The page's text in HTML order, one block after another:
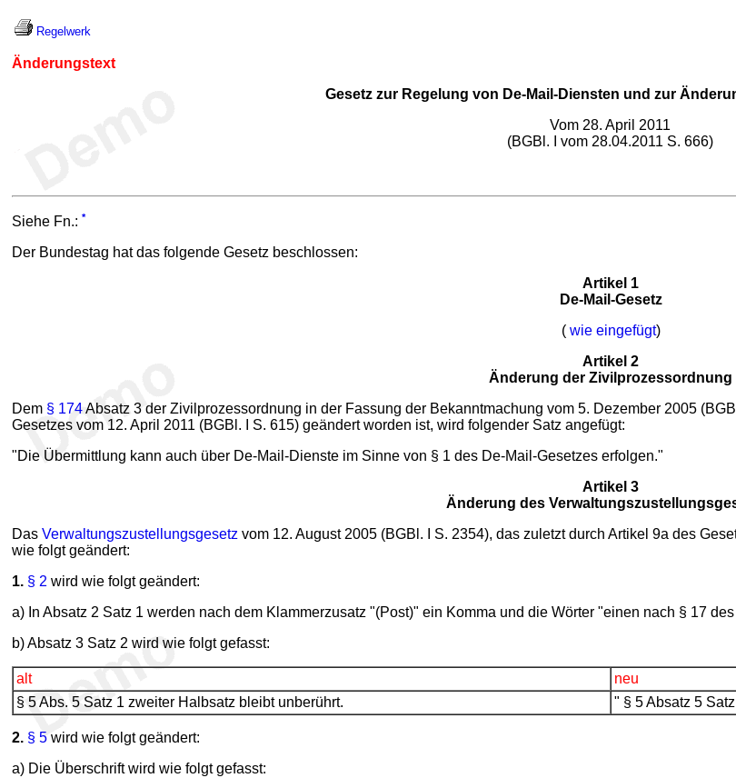
Regelwerk
Änderungstext
Gesetz zur Regelung von De-Mail-Diensten und zur
Vom 28. April 2011
(BGBl. I vom 28.04.2011 S. 666)
Siehe Fn.: *
Der Bundestag hat das folgende Gesetz beschlossen:
Artikel 1
De-Mail-Gesetz
( wie eingefügt)
Artikel 2
Änderung der Zivilprozessordnung
Dem § 174Absatz 3 der Zivilprozessordnung in der Fassung der Bekanntmachung vom 5. Dezember 2005
Gesetzes vom 12. April 2011 (BGBl. I S. 615) geändert worden ist, wird folgender Satz angefügt:
"Die Übermittlung kann auch über De-Mail-Dienste im Sinne von § 1 des De-Mail-Gesetzes erfolgen."
Artikel 3
Änderung des
Das Verwaltungszustellungsgesetz vom 12. August 2005 (BGBl. I S. 2354), das zuletzt durch Artikel 9a des
wie folgt geändert:
1. § 2 wird wie folgt geändert:
a) In Absatz 2 Satz 1 werden nach dem Klammerzusatz "(Post)" ein Komma und die Wörter "einen nach § 17
b) Absatz 3 Satz 2 wird wie folgt gefasst:
alt
neu
§ 5 Abs. 5 Satz 1 zweiter Halbsatz bleibt unberührt.
" § 5 Absatz 5
2. § 5 wird wie folgt geändert:
a) Die Überschrift wird wie folgt gefasst: